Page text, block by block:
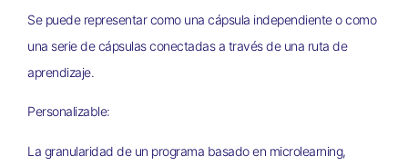
Se puede representar como una cápsula independiente o como
una serie de cápsulas conectadas a través de una ruta de
aprendizaje.
Personalizable:
La granularidad de un programa basado en microlearning,